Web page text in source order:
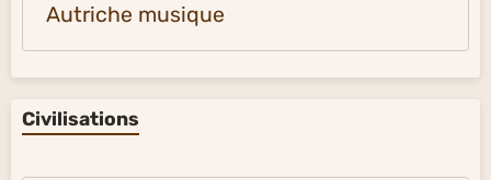
Autriche musique
Civilisations